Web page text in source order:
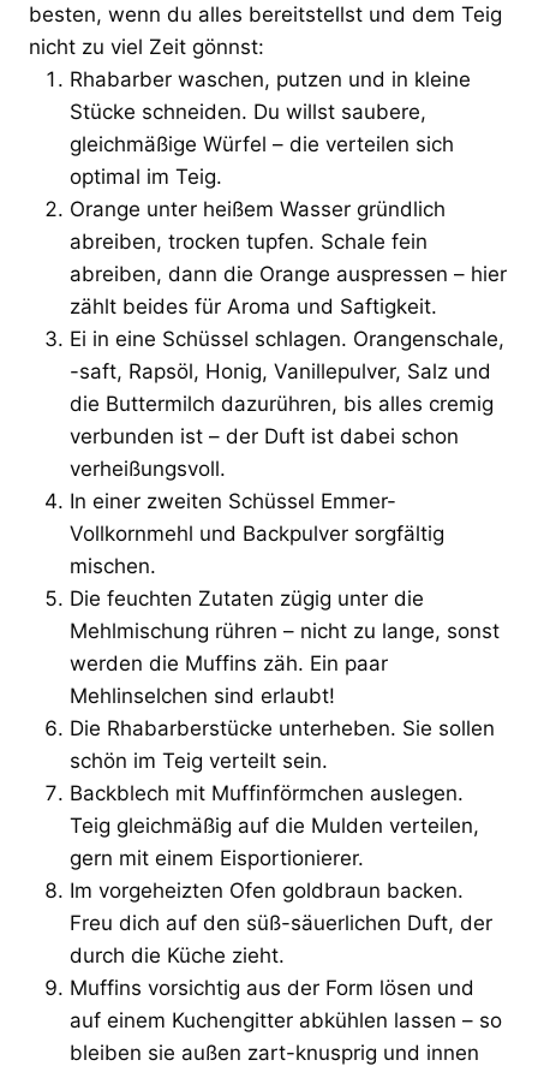
besten, wenn du alles bereitstellst und dem Teig
nicht zu viel Zeit gönnst:
Rhabarber waschen, putzen und in kleine
Stücke schneiden. Du willst saubere,
gleichmäßige Würfel – die verteilen sich
optimal im Teig.
Orange unter heißem Wasser gründlich
abreiben, trocken tupfen. Schale fein
abreiben, dann die Orange auspressen – hier
zählt beides für Aroma und Saftigkeit.
Ei in eine Schüssel schlagen. Orangenschale,
-saft, Rapsöl, Honig, Vanillepulver, Salz und
die Buttermilch dazurühren, bis alles cremig
verbunden ist – der Duft ist dabei schon
verheißungsvoll.
In einer zweiten Schüssel Emmer-
Vollkornmehl und Backpulver sorgfältig
mischen.
Die feuchten Zutaten zügig unter die
Mehlmischung rühren – nicht zu lange, sonst
werden die Muffins zäh. Ein paar
Mehlinselchen sind erlaubt!
Die Rhabarberstücke unterheben. Sie sollen
schön im Teig verteilt sein.
Backblech mit Muffinförmchen auslegen.
Teig gleichmäßig auf die Mulden verteilen,
gern mit einem Eisportionierer.
Im vorgeheizten Ofen goldbraun backen.
Freu dich auf den süß-säuerlichen Duft, der
durch die Küche zieht.
Muffins vorsichtig aus der Form lösen und
auf einem Kuchengitter abkühlen lassen – so
bleiben sie außen zart-knusprig und innen